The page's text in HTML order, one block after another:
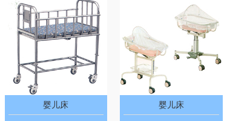
婴儿床 婴儿床